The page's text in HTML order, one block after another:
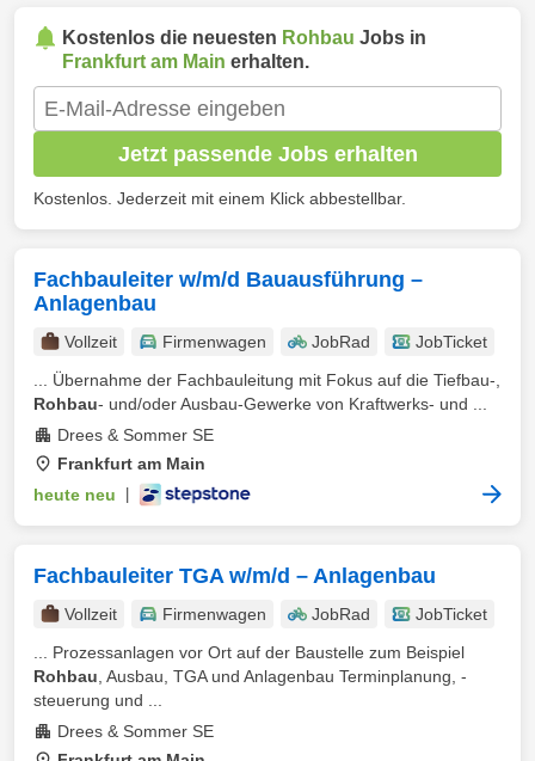
Kostenlos die neuesten Rohbau Jobs in
Frankfurt am Main erhalten.
Jetzt passende Jobs erhalten
Kostenlos. Jederzeit mit einem Klick abbestellbar.
Fachbauleiter w/m/d Bauausführung –
Anlagenbau
Vollzeit Firmenwagen JobRad
JobTicket
... Übernahme der Fachbauleitung mit Fokus auf die Tiefbau-,
Rohbau- und/oder Ausbau-Gewerke von Kraftwerks- und ...
Drees & Sommer SE
Frankfurt am Main
heute neu
Fachbauleiter TGA w/m/d – Anlagenbau
Vollzeit Firmenwagen JobRad
JobTicket
... Prozessanlagen vor Ort auf der Baustelle zum Beispiel
Rohbau , Ausbau, TGA und Anlagenbau Terminplanung, -
steuerung und ...
Drees & Sommer SE